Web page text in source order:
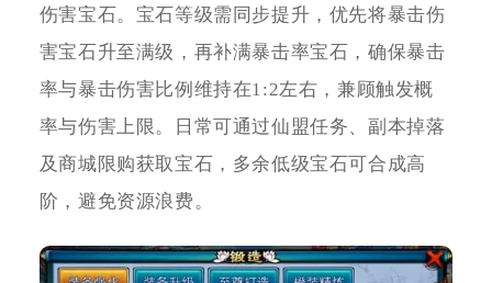
伤害宝石。宝石等级需同步提升，优先将暴击伤
害宝石升至满级，再补满暴击率宝石，确保暴击
率与暴击伤害比例维持在1:2左右，兼顾触发概
率与伤害上限。日常可通过仙盟任务、副本掉落
及商城限购获取宝石，多余低级宝石可合成高
阶，避免资源浪费。